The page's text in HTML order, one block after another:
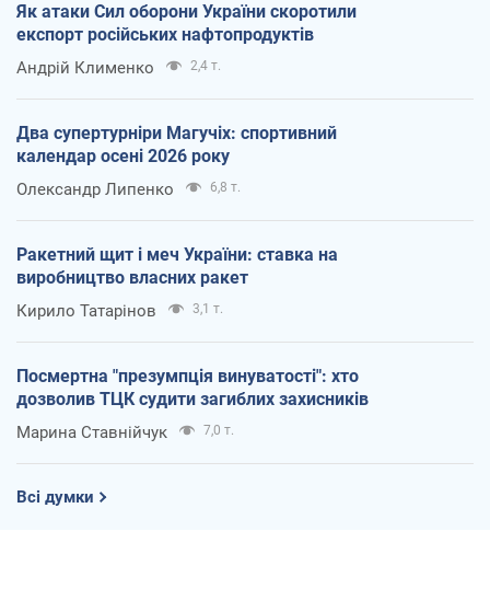
Як атаки Сил оборони України скоротили
експорт російських нафтопродуктів
Андрій Клименко 2,4 т.
Два супертурніри Магучіх: спортивний
календар осені 2026 року
Олександр Липенко 6,8 т.
Ракетний щит і меч України: ставка на
виробництво власних ракет
Кирило Татарінов 3,1 т.
Посмертна "презумпція винуватості": хто
дозволив ТЦК судити загиблих захисників
Марина Ставнійчук 7,0 т.
Всі думки